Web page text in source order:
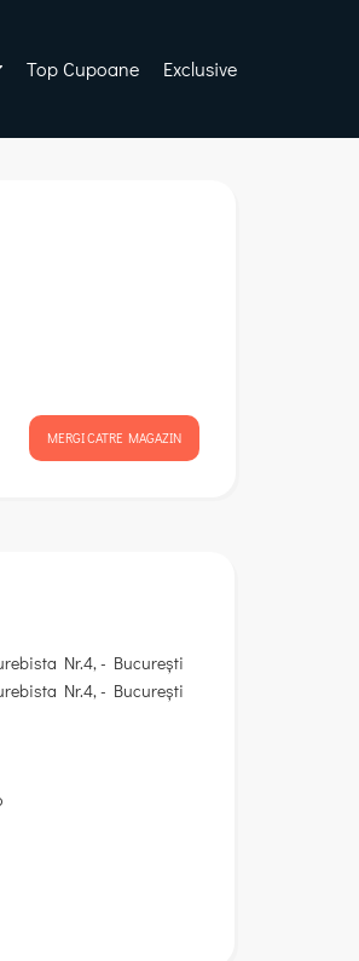
Top Cupoane Exclusive
MERGI CATRE MAGAZIN
Nr.4, - Bucureşti
Nr.4, - Bucureşti